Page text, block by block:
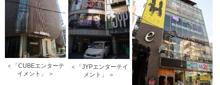
＜「CUBEエンターテ
イメント」 ＞
＜「JYPエンターテイ
メント」 ＞